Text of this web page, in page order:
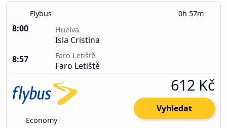
Flybus 0h 57m
8:00 Huelva
Isla Cristina
8:57
Faro Letiště
Faro Letiště
Economy
612 Kč
Vyhledat